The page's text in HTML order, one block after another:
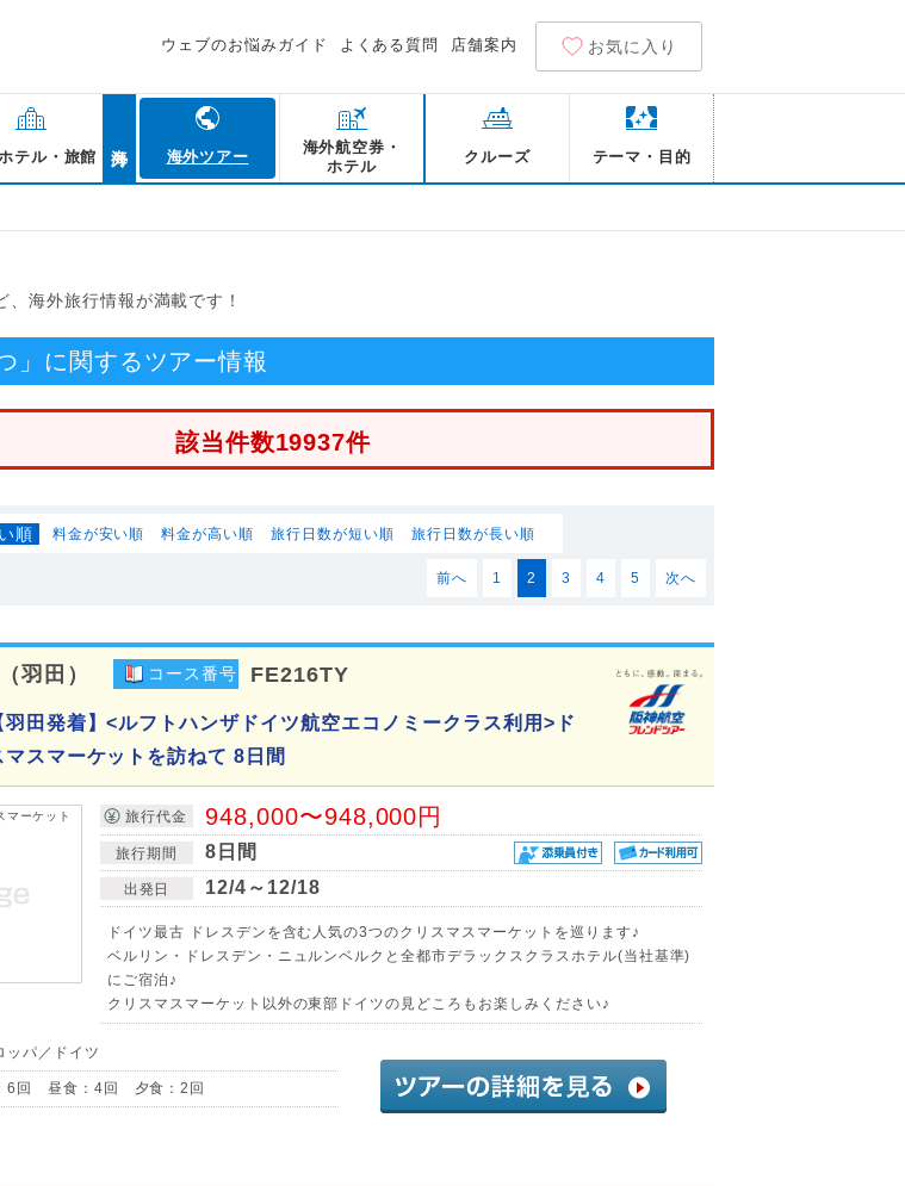
ウェブのお悩みガイド よくある質問 店舗案内 お気に入り
テル・旅館 海外ツアー
海外航空券・
ホテル
クルーズ テーマ・目的
海外旅行情報が満載です！
」に関するツアー情報
該当件数19937件
順 料金が安い順 料金が高い順 旅行日数が短い順 旅行日数が長い順
前へ 1 2 3 4 5 次へ
羽田） コース番号 FE216TY
田発着】<ルフトハンザドイツ航空エコノミークラス利用>ド
スマーケットを訪ねて 8日間
旅行代金 948,000〜948,000円
旅行期間 8日間
出発日 12/4～12/18
ドイツ最古 ドレスデンを含む人気の3つのクリスマスマーケットを巡ります♪
ベルリン・ドレスデン・ニュルンベルクと全都市デラックスクラスホテル(当社基準)
にご宿泊♪
クリスマスマーケット以外の東部ドイツの見どころもお楽しみください♪
ッパ／ドイツ
6回 昼食：4回 夕食：2回